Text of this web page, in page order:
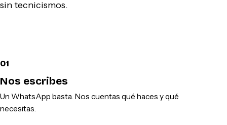
sin tecnicismos.
01
Nos escribes
Un WhatsApp basta. Nos cuentas qué haces y qué
necesitas.